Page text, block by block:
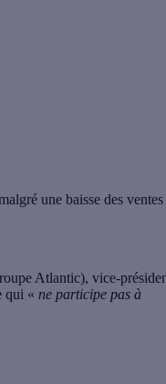
une baisse des ventes
Atlantic), vice-
qui « ne participe pas à